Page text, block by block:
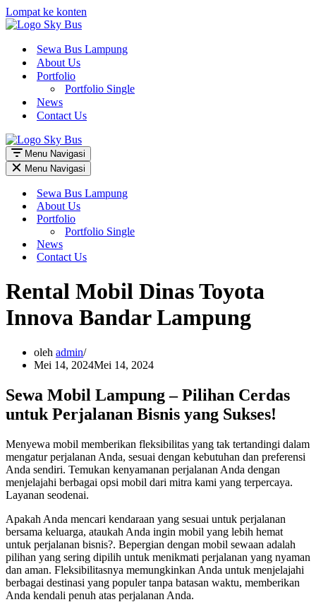
Lompat ke konten
Sewa Bus Lampung
About Us
Portfolio
Portfolio Single
News
Contact Us
Menu Navigasi
Menu Navigasi
Sewa Bus Lampung
About Us
Portfolio
Portfolio Single
News
Contact Us
Rental Mobil Dinas Toyota
Innova Bandar Lampung
oleh admin
Mei 14, 2024Mei 14, 2024
Sewa Mobil Lampung – Pilihan Cerdas
untuk Perjalanan Bisnis yang Sukses!
Menyewa mobil memberikan fleksibilitas yang tak tertandingi dalam
mengatur perjalanan Anda, sesuai dengan kebutuhan dan preferensi
Anda sendiri. Temukan kenyamanan perjalanan Anda dengan
menjelajahi berbagai opsi mobil dari mitra kami yang terpercaya.
Layanan seodenai.
Apakah Anda mencari kendaraan yang sesuai untuk perjalanan
bersama keluarga, ataukah Anda ingin mobil yang lebih hemat
untuk perjalanan bisnis?. Bepergian dengan mobil sewaan adalah
pilihan yang sering dipilih untuk menikmati perjalanan yang nyaman
dan aman. Fleksibilitasnya memungkinkan Anda untuk menjelajahi
berbagai destinasi yang populer tanpa batasan waktu, memberikan
Anda kendali penuh atas perjalanan Anda.